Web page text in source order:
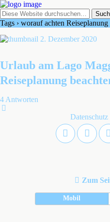
Tags › worauf achten
2. Dezember 2020
Urlaub am Lago
Reiseplanung
4 Antworten
Datenschutz
Zum
Mobil